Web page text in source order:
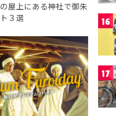
屋上にある神社で御朱
３選
16
17